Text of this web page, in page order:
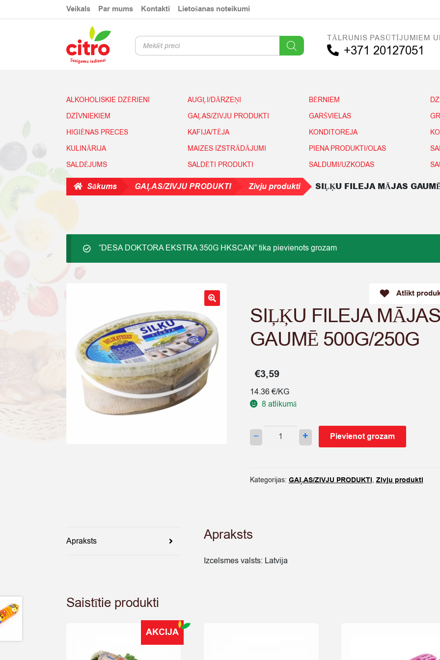
to
to
Veikals Par mums Kontakti Lietošanas noteikumi
Products
search
TĀLRUNIS PASŪTĪJUMIEM
+371 20127051
ALKOHOLISKIE DZĒRIENI AUGĻI/DĀRZEŅI BĒRNIEM
DZĪVNIEKIEM
GAĻAS/ZIVJU PRODUKTI GARŠVIELAS
HIGIĒNAS PRECES
KAFIJA/TĒJA KONDITOREJA
KULINĀRIJA
MAIZES IZSTRĀDĀJUMI PIENA PRODUKTI/OLAS
SALDĒJUMS
SALDĒTI PRODUKTI SALDUMI/UZKODAS
Sākums GAĻAS/ZIVJU PRODUKTI Zivju produkti SIĻĶU FILEJA MĀJAS
“DESA DOKTORA EKSTRA 350G HKSCAN” tika pievienots grozam
Atlikt
SIĻĶU FILEJA MĀJAS
GAUMĒ 500G/250G
€3,59
14.36 €/KG
8 atlikumā
−
SIĻĶU
500G/250G
+ Pievienot grozam
Kategorijas: GAĻAS/ZIVJU PRODUKTI, Zivju produkti
Apraksts Apraksts
Izcelsmes valsts: Latvija
Saistītie produkti
AKCIJA